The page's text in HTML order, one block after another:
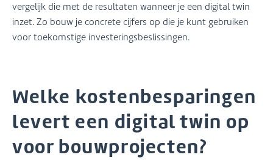
vergelijk die met de resultaten wanneer je een digital twin
inzet. Zo bouw je concrete cijfers op die je kunt gebruiken
voor toekomstige investeringsbeslissingen.
Welke kostenbesparingen
levert een digital twin op
voor bouwprojecten?